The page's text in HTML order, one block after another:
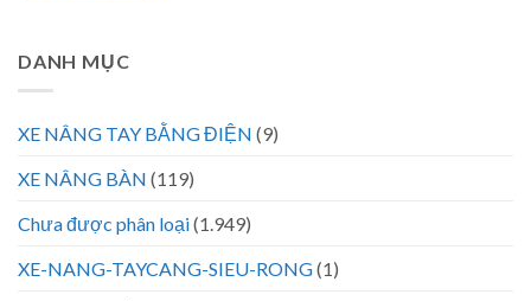
DANH MỤC
XE NÂNG TAY BẰNG ĐIỆN (9)
XE NÂNG BÀN (119)
Chưa được phân loại(1.949)
XE-NANG-TAYCANG-SIEU-RONG(1)